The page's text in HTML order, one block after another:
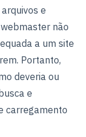
e
não
a um site
Portanto,
deveria ou
e
carregamento